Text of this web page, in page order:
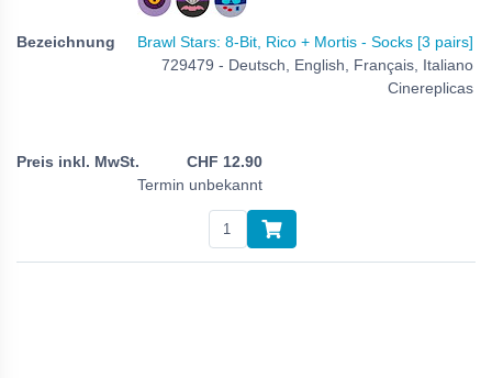
Brawl Stars: 8-Bit, Rico + Mortis - Socks [3 pairs]
729479 - Deutsch, English, Français, Italiano
Cinereplicas
CHF 12.90
Termin unbekannt